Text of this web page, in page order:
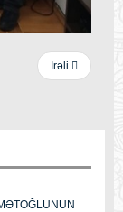
İrəli